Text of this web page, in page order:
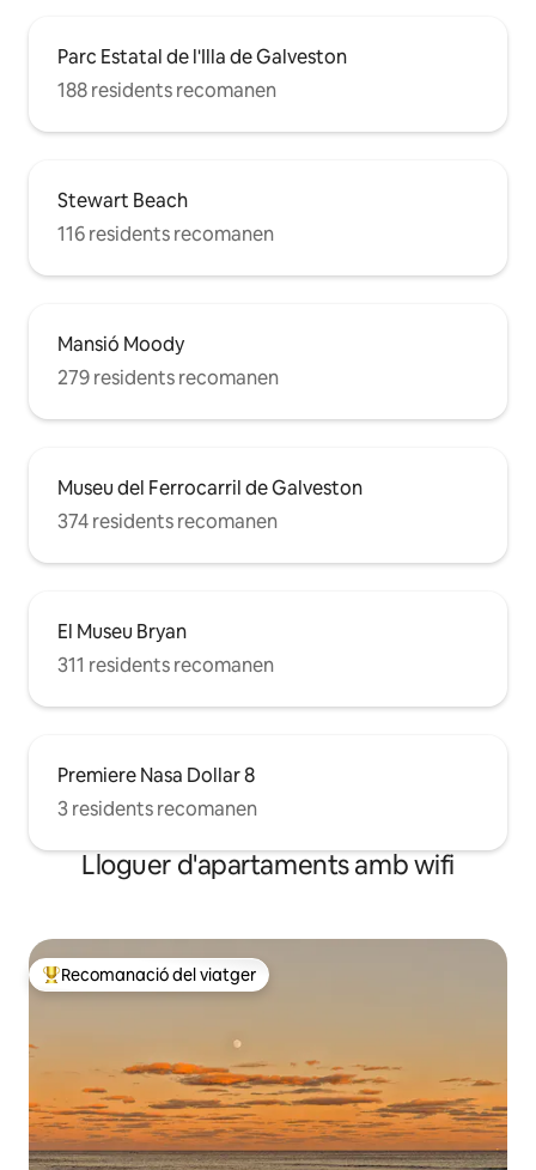
Parc Estatal de l'Illa de Galveston
188 residents recomanen
Stewart Beach
116 residents recomanen
Mansió Moody
279 residents recomanen
Museu del Ferrocarril de Galveston
374 residents recomanen
El Museu Bryan
311 residents recomanen
Premiere Nasa Dollar 8
3 residents recomanen
Lloguer d'apartaments amb wifi
Principals recomanacions dels viatgers
Recomanació del viatger